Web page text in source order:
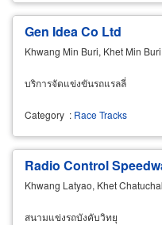
Gen Idea Co Ltd
Khwang Min Buri, Khet Min
บริการจัดแข่งขันรถแรลลี่
Category : Race Tracks
Radio Control
Khwang Latyao, Khet
สนามแข่งรถบังคับวิทยุ